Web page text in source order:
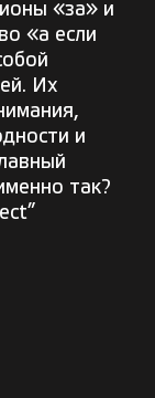
«за» и
«а если
Их
и
так?